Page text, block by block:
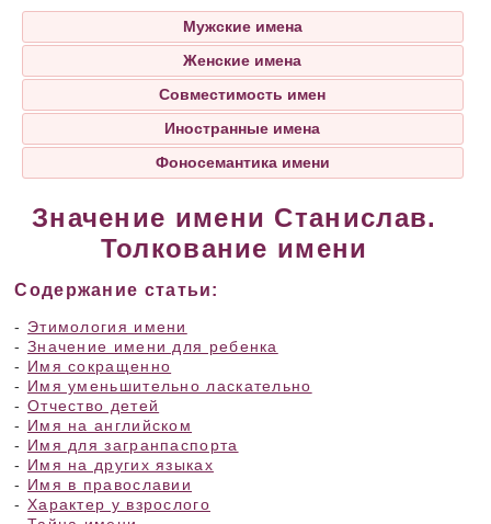
Мужские имена
Женские имена
Совместимость имен
Иностранные имена
Фоносемантика имени
Значение имени Станислав.
Толкование имени
Содержание статьи:
- Этимология имени
- Значение имени для ребенка
- Имя сокращенно
- Имя уменьшительно ласкательно
- Отчество детей
- Имя на английском
- Имя для загранпаспорта
- Имя на других языках
- Имя в православии
- Характер у взрослого